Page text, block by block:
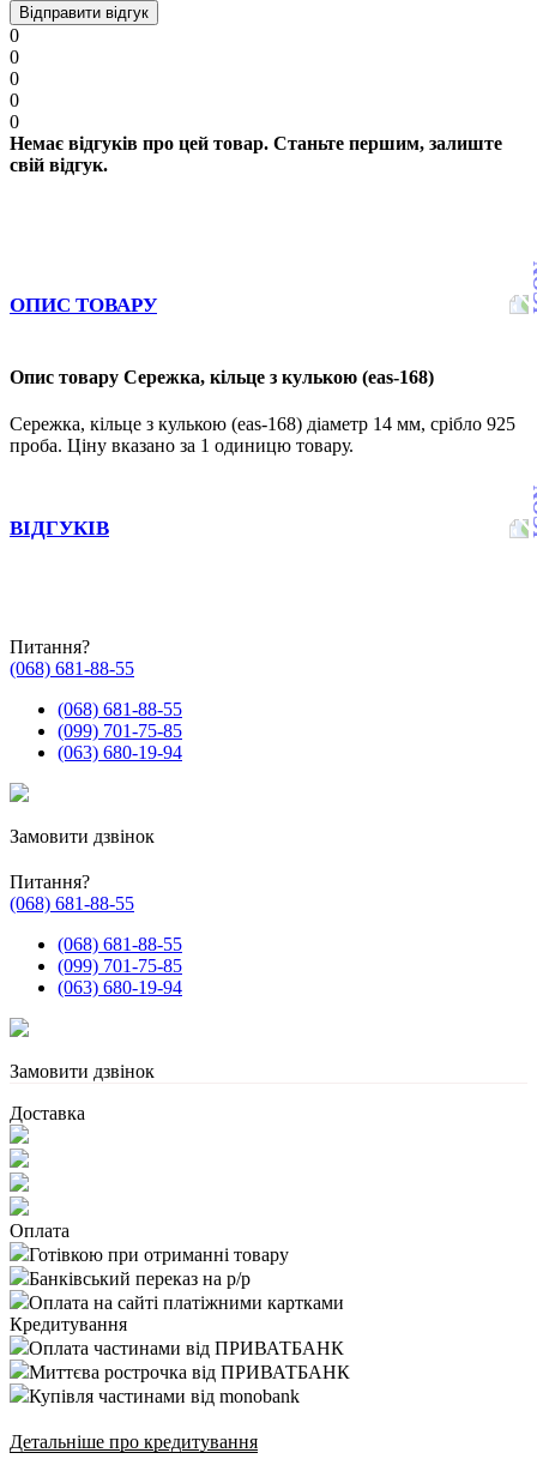
Відправити відгук
0
0
0
0
0
Немає відгуків про цей товар. Станьте першим, залиште
свій відгук.
ОПИС ТОВАРУ
Опис товару Сережка, кільце з кулькою (eas-168)
Сережка, кільце з кулькою (eas-168) діаметр 14 мм, срібло 925
проба. Ціну вказано за 1 одиницю товару.
ВІДГУКІВ
Питання?
(068) 681-88-55
(068) 681-88-55
(099) 701-75-85
(063) 680-19-94
Замовити дзвінок
Питання?
(068) 681-88-55
(068) 681-88-55
(099) 701-75-85
(063) 680-19-94
Замовити дзвінок
Доставка
Оплата
Готівкою при отриманні товару
Банківський переказ на р/р
Оплата на сайті платіжними картками
Кредитування
Оплата частинами від ПРИВАТБАНК
Миттєва рострочка від ПРИВАТБАНК
Купівля частинами від monobank
Детальніше про кредитування